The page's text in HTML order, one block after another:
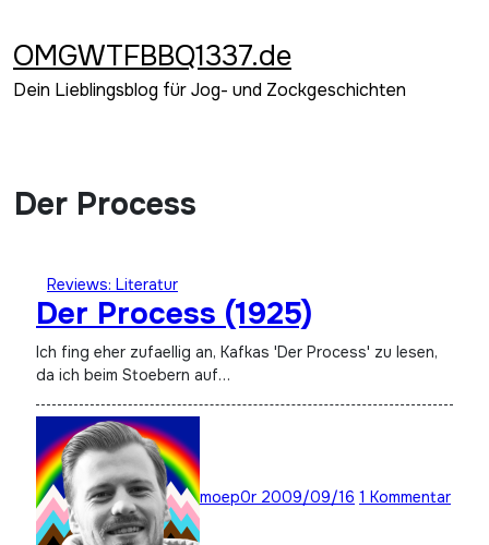
springen
OMGWTFBBQ1337.de
Dein Lieblingsblog für Jog- und Zockgeschichten
Der Process
Reviews: Literatur
Der Process (1925)
Ich fing eher zufaellig an, Kafkas 'Der Process' zu lesen,
da ich beim Stoebern auf…
moep0r 2009/09/16 1 Kommentar